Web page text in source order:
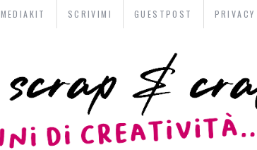
MEDIAKIT SCRIVIMI GUESTPOST PRIVACY